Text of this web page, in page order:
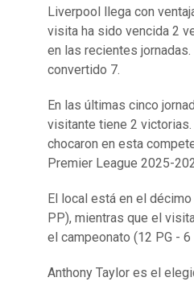
Liverpool llega con
visita ha sido vencida 2
en las recientes
convertido 7.
En las últimas cinco
visitante tiene 2 victorias.
chocaron en esta
Premier League 2025-
El local está en el
PP), mientras que el
el campeonato (12 PG - 6
Anthony Taylor es el